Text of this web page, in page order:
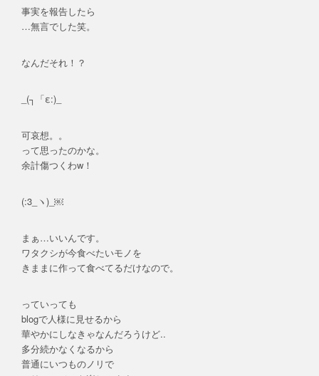
事実を報告したら
…無言でした笑。
なんだそれ！？
_(┐「ε:)_
可哀想。。
って思ったのかな。
余計傷つくわw！
(:3_ヽ)_￼
まぁ…いいんです。
ワタクシが今食べたいモノを
きままに作って食べてるだけなので。
っていっても
blogで人様に見せるから
華やかにしなきゃなんだろうけど..
多分続かなくなるから
普通にいつものノリで